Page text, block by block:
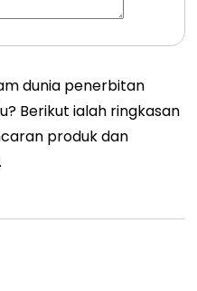
dunia penerbitan
Berikut ialah ringkasan
produk dan